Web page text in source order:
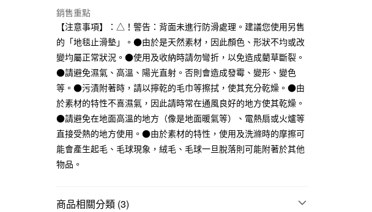
元大商業銀行
玉山商業銀行
台新國際商業銀行
中國信託商業銀行
台灣樂天信用卡公司
運送方式
宅配
每筆NT$150，滿NT$2,000(含以上)免運費
銷售重點
【注意事項】：△！警告：背面未進行防滑處理。建議您使用另售
的「地毯止滑墊」。●由於是天然素材，因此顏色、形狀不均或改
變均屬正常狀況。●使用及收納時請勿彎折，以免造成藺草斷裂。
●請避免濕氣、高溫、陽光直射。否則會造成發霉、變形、變色
等。●污漬附著時，請以擰乾的毛巾等擦拭，使其充分乾燥。●由
於素材的特性不喜濕氣，因此請時常在通風良好的地方使其乾燥。
●請避免在地面高溫的地方（像是地面暖氣等）、電熱扇或火爐等
直接受熱的地方使用。●由於素材的特性，使用及洗滌時的摩擦可
能會產生起毛、毛球現象，絨毛、毛球一旦脫落則可能附著於其他
物品。
商品相關分類 (3)